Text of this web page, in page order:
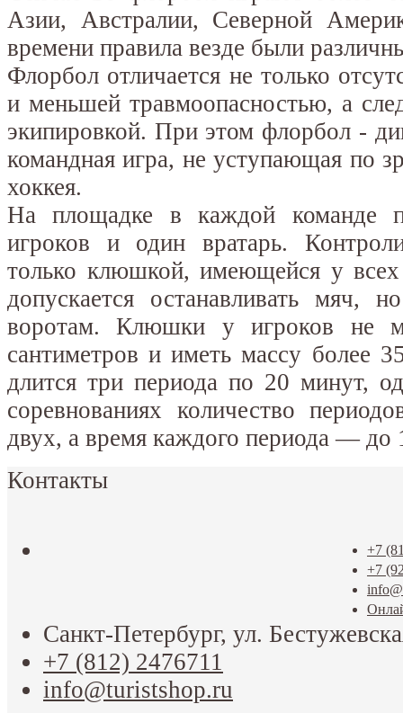
Азии, Австралии, Северной
времени правила везде были
Флорбол отличается не только
и меньшей травмоопасностью, а
экипировкой. При этом флорбол -
командная игра, не уступающая по
хоккея.
На площадке в каждой команде
игроков и один вратарь.
только клюшкой, имеющейся у
допускается останавливать мяч,
воротам. Клюшки у игроков не
сантиметров и иметь массу более
длится три периода по 20 минут,
соревнованиях количество
двух, а время каждого периода — до
Контакты
+7
+7
Санкт-Петербург, ул.
+7 (812) 2476711
info@turistshop.ru